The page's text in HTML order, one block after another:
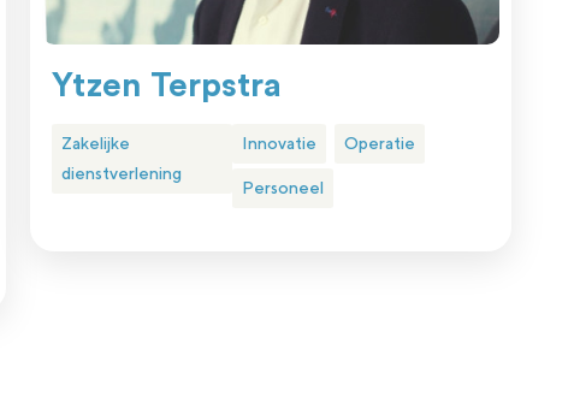
Ytzen Terpstra
Zakelijke
dienstverlening
Innovatie Operatie
Personeel